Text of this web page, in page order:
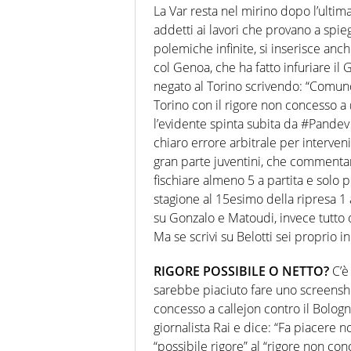
La Var resta nel mirino dopo
addetti ai lavori che provano a
polemiche infinite, si inserisce
col Genoa, che ha fatto infuriare il
negato al Torino scrivendo:
Torino con il rigore non concesso
l’evidente spinta subita da
chiaro errore arbitrale per
gran parte juventini, che
fischiare almeno 5 a partita e solo
stagione al 15esimo della ripresa
su Gonzalo e Matoudi, invece tutto
Ma se scrivi su Belotti sei proprio
RIGORE POSSIBILE O NETTO?
sarebbe piaciuto fare uno
concesso a callejon contro il
giornalista Rai e dice: “Fa piacere
“possibile rigore” al “rigore non